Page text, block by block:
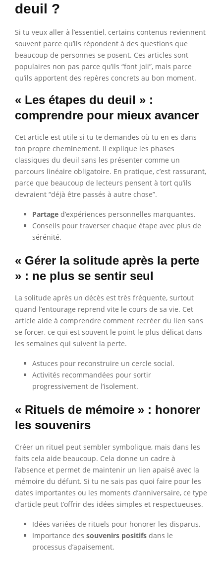
deuil ?
Si tu veux aller à l’essentiel, certains contenus reviennent
souvent parce qu’ils répondent à des questions que
beaucoup de personnes se posent. Ces articles sont
populaires non pas parce qu’ils “font joli”, mais parce
qu’ils apportent des repères concrets au bon moment.
« Les étapes du deuil » :
comprendre pour mieux avancer
Cet article est utile si tu te demandes où tu en es dans
ton propre cheminement. Il explique les phases
classiques du deuil sans les présenter comme un
parcours linéaire obligatoire. En pratique, c’est rassurant,
parce que beaucoup de lecteurs pensent à tort qu’ils
devraient “déjà être passés à autre chose”.
Partage d’expériences personnelles marquantes.
Conseils pour traverser chaque étape avec plus de
sérénité.
« Gérer la solitude après la perte
» : ne plus se sentir seul
La solitude après un décès est très fréquente, surtout
quand l’entourage reprend vite le cours de sa vie. Cet
article aide à comprendre comment recréer du lien sans
se forcer, ce qui est souvent le point le plus délicat dans
les semaines qui suivent la perte.
Astuces pour reconstruire un cercle social.
Activités recommandées pour sortir
progressivement de l’isolement.
« Rituels de mémoire » : honorer
les souvenirs
Créer un rituel peut sembler symbolique, mais dans les
faits cela aide beaucoup. Cela donne un cadre à
l’absence et permet de maintenir un lien apaisé avec la
mémoire du défunt. Si tu ne sais pas quoi faire pour les
dates importantes ou les moments d’anniversaire, ce type
d’article peut t’offrir des idées simples et respectueuses.
Idées variées de rituels pour honorer les disparus.
Importance des souvenirs positifs dans le
processus d’apaisement.